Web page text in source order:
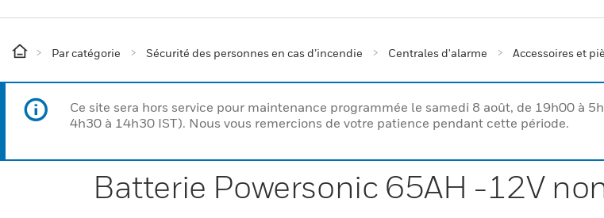
Par catégorie Sécurité des personnes en cas d’incendie Centrales d'alarme Accessoires et
Ce site sera hors service pour maintenance programmée le samedi 8 août, de 19h00 à
4h30 à 14h30 IST). Nous vous remercions de votre patience pendant cette période.
Batterie Powersonic 65AH -12V